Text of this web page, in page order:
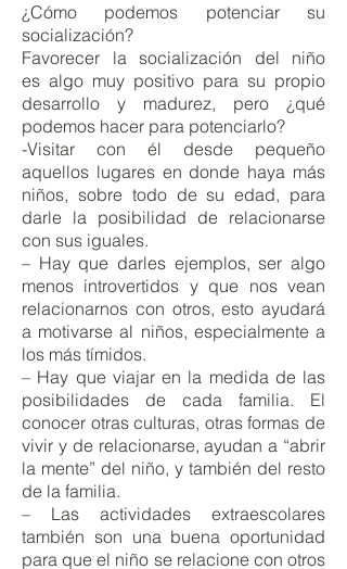
¿Cómo podemos potenciar su
socialización?
Favorecer la socialización del niño
es algo muy positivo para su propio
desarrollo y madurez, pero ¿qué
podemos hacer para potenciarlo?
-Visitar con él desde pequeño
aquellos lugares en donde haya más
niños, sobre todo de su edad, para
darle la posibilidad de relacionarse
con sus iguales.
– Hay que darles ejemplos, ser algo
menos introvertidos y que nos vean
relacionarnos con otros, esto ayudará
a motivarse al niños, especialmente a
los más tímidos.
– Hay que viajar en la medida de las
posibilidades de cada familia. El
conocer otras culturas, otras formas de
vivir y de relacionarse, ayudan a “abrir
la mente” del niño, y también del resto
de la familia.
– Las actividades extraescolares
también son una buena oportunidad
para que el niño se relacione con otros